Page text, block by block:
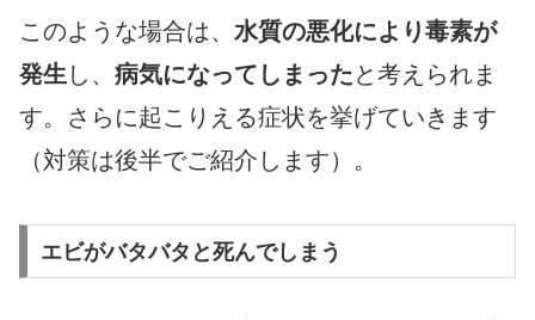
このような場合は、 水質の悪化により毒素が
発生 し、 病気になってしまったと考えられま
す。さらに起こりえる症状を挙げていきます
（対策は後半でご紹介します）。
エビがバタバタと死んでしまう